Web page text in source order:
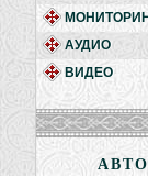
АУДИО
ВИДЕО